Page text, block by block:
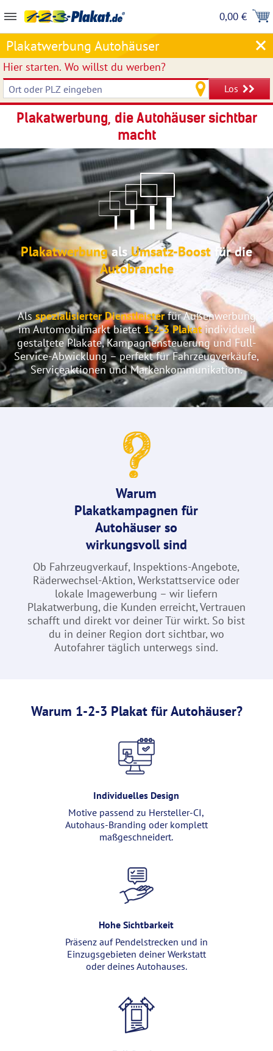
0,00 €
Plakatwerbung Autohäuser
Hier starten. Wo willst du werben?
Los
Plakatwerbung, die Autohäuser sichtbar
macht
PlakatwerbungalsUmsatz-Boost für die
Autobranche
Alsspezialisierter Dienstleisterfür Außenwerbung
im Automobilmarkt bietet1-2-3 Plakatindividuell
gestaltete Plakate, Kampagnensteuerung und Full-
Service-Abwicklung – perfekt für Fahrzeugverkäufe,
Serviceaktionen und Markenkommunikation.
Warum
Plakatkampagnen für
Autohäuser so
wirkungsvoll sind
Ob Fahrzeugverkauf, Inspektions-Angebote,
Räderwechsel-Aktion, Werkstattservice oder
lokale Imagewerbung – wir liefern
Plakatwerbung, die Kunden erreicht, Vertrauen
schafft und direkt vor deiner Tür wirkt. So bist
du in deiner Region dort sichtbar, wo
Autofahrer täglich unterwegs sind.
Warum 1-2-3 Plakat für Autohäuser?
Individuelles Design
Motive passend zu Hersteller-CI,
Autohaus-Branding oder komplett
maßgeschneidert.
Hohe Sichtbarkeit
Präsenz auf Pendelstrecken und in
Einzugsgebieten deiner Werkstatt
oder deines Autohauses.